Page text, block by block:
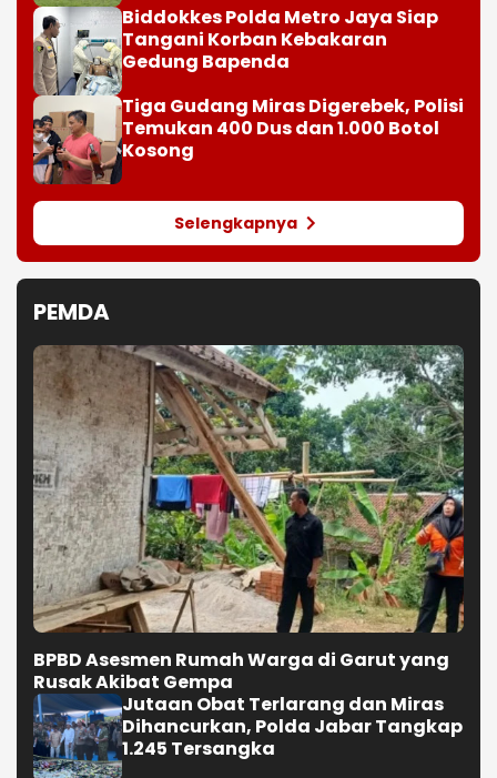
Biddokkes Polda Metro Jaya Siap
Tangani Korban Kebakaran
Gedung Bapenda
Tiga Gudang Miras Digerebek, Polisi
Temukan 400 Dus dan 1.000 Botol
Kosong
Selengkapnya
PEMDA
BPBD Asesmen Rumah Warga di Garut yang
Rusak Akibat Gempa
Jutaan Obat Terlarang dan Miras
Dihancurkan, Polda Jabar Tangkap
1.245 Tersangka